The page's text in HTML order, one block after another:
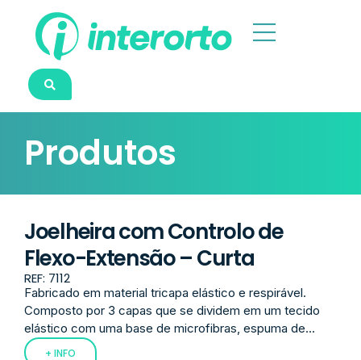
Produtos
Joelheira com Controlo de
Flexo-Extensão – Curta
REF: 7112
Fabricado em material tricapa elástico e respirável.
Composto por 3 capas que se dividem em um tecido
elástico com uma base de microfibras, espuma de...
+ INFO